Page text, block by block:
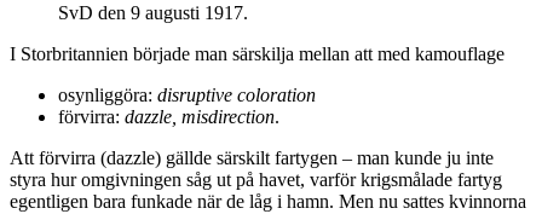
SvD den 9 augusti 1917.
I Storbritannien började man särskilja mellan att med kamouflage
osynliggöra: disruptive coloration
förvirra: dazzle, misdirection.
Att förvirra (dazzle) gällde särskilt fartygen – man kunde ju inte
styra hur omgivningen såg ut på havet, varför krigsmålade fartyg
egentligen bara funkade när de låg i hamn. Men nu sattes kvinnorna